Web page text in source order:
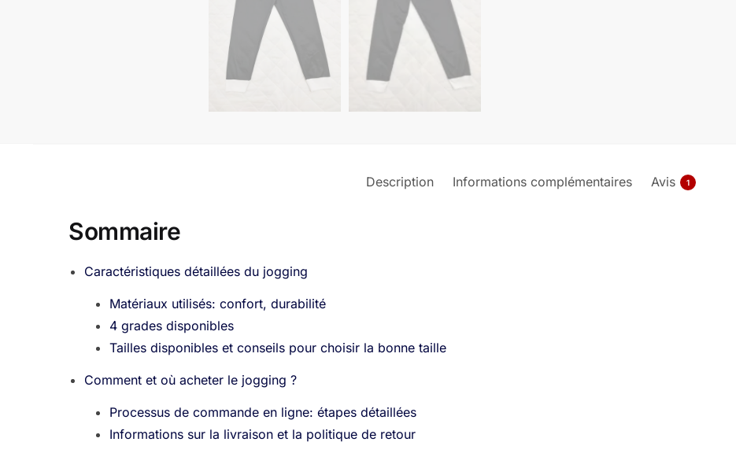
Description Informations complémentaires Avis 1
Sommaire
Caractéristiques détaillées du jogging
Matériaux utilisés: confort, durabilité
4 grades disponibles
Tailles disponibles et conseils pour choisir la bonne taille
Comment et où acheter le jogging ?
Processus de commande en ligne: étapes détaillées
Informations sur la livraison et la politique de retour